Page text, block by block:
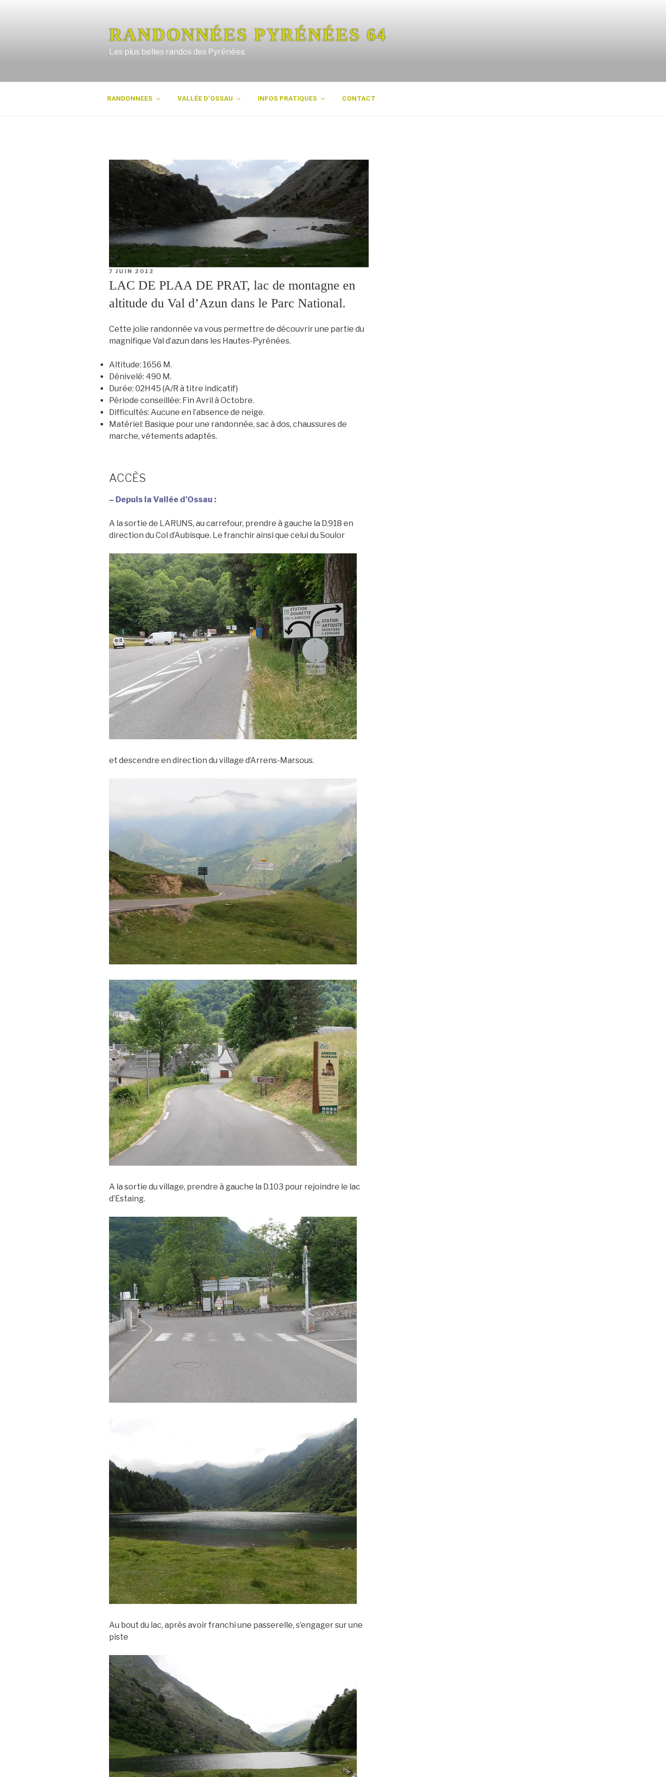
RANDONNÉES PYRÉNÉES 64
Les plus belles randos des Pyrénées
RANDONNEES VALLÉE D’OSSAU INFOS PRATIQUES CONTACT
PUBLIÉ
7 JUIN 2012
LAC DE PLAA DE PRAT, lac de montagne en
altitude du Val d’Azun dans le Parc National.
Cette jolie randonnée va vous permettre de découvrir une partie du
magnifique Val d’azun dans les Hautes-Pyrénées.
Altitude: 1656 M.
Dénivelé: 490 M.
Durée: 02H45 (A/R à titre indicatif)
Période conseillée: Fin Avril à Octobre.
Difficultés: Aucune en l’absence de neige.
Matériel: Basique pour une randonnée, sac à dos, chaussures de
marche, vêtements adaptés.
ACCÈS
– Depuis la Vallée d’Ossau :
A la sortie de LARUNS, au carrefour, prendre à gauche la D.918 en
direction du Col d’Aubisque. Le franchir ainsi que celui du Soulor
et descendre en direction du village d’Arrens-Marsous.
A la sortie du village, prendre à gauche la D.103 pour rejoindre le lac
d’Estaing.
Au bout du lac, après avoir franchi une passerelle, s’engager sur une
piste